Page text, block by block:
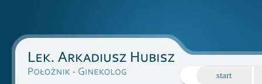
start